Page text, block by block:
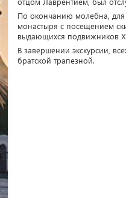
По окончанию молебна, для
монастыря с посещением
выдающихся подвижников
В завершении экскурсии,
братской трапезной.